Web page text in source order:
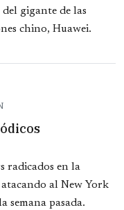
gigante de las
chino, Huawei.
radicados en la
al New York
semana pasada.